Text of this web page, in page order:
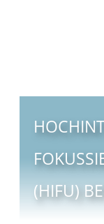
(HIFU)